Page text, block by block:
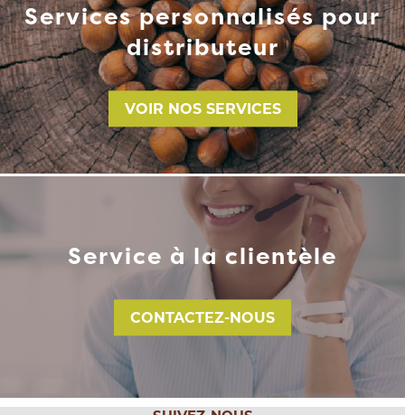
Services personnalisés pour
distributeur
VOIR NOS SERVICES
Service à la clientèle
CONTACTEZ-NOUS